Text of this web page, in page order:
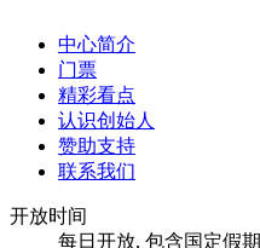
中心简介
门票
精彩看点
认识创始人
赞助支持
联系我们
开放时间
每日开放, 包含国定假期